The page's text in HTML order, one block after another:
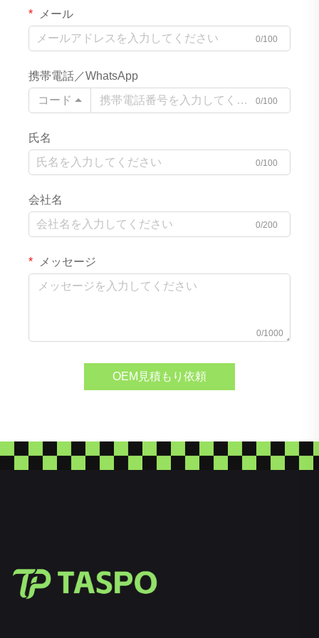
メール
0/100
携帯電話／WhatsApp
コード
0/100
氏名
0/100
会社名
0/200
メッセージ
0/1000
OEM見積もり依頼